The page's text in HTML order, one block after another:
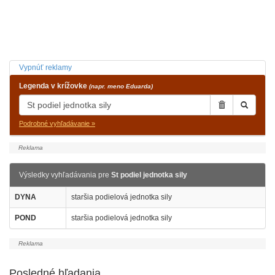
Vypnúť reklamy
Legenda v krížovke (napr. meno Eduarda)
Podrobné vyhľadávanie »
Výsledky vyhľadávania pre St podiel jednotka sily
DYNA staršia podielová jednotka sily
POND staršia podielová jednotka sily